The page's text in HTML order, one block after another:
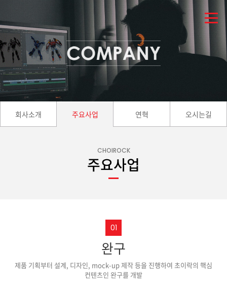
회사소개 주요사업 연혁 오시는길
CHOIROCK
주요사업
01
완구
제품 기획부터 설계, 디자인, mock-up 제작 등을 진행하여 초이락의 핵심
컨텐츠인 완구를 개발